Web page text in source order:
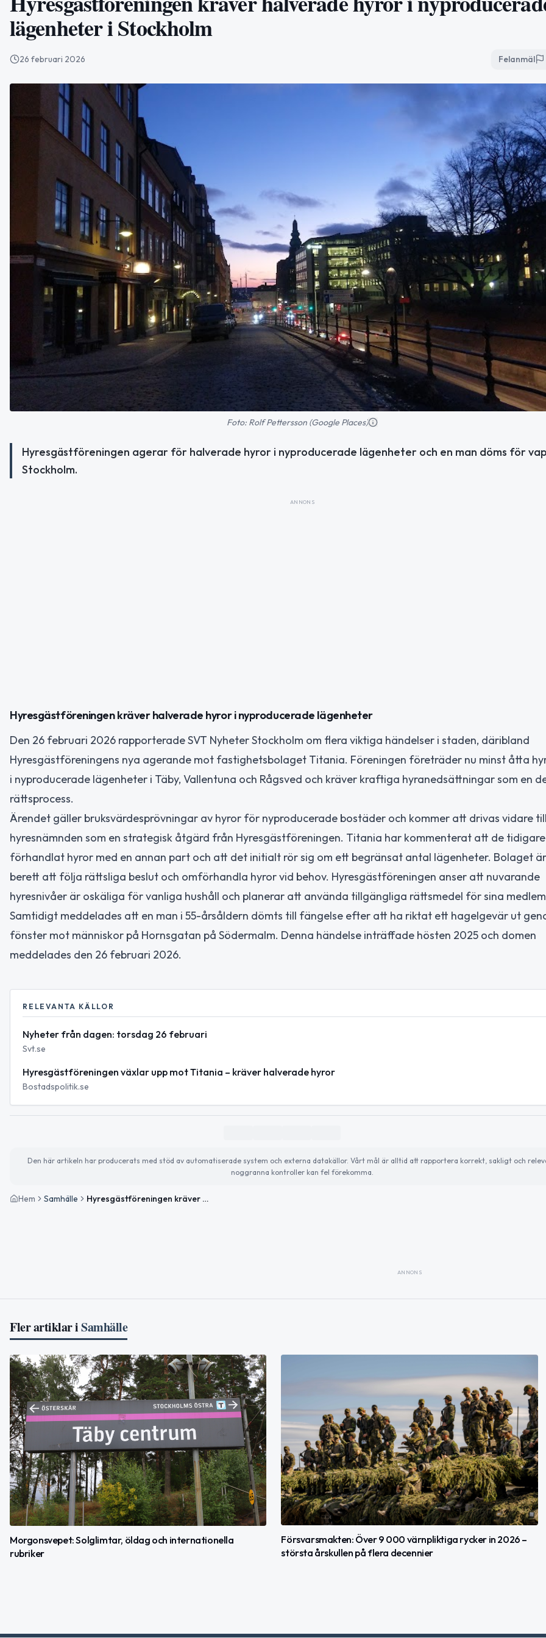
lägenheter i Stockholm
26 februari 2026 Felanmäl
Foto: Rolf Pettersson (Google Places)
Hyresgästföreningen agerar för halverade hyror i nyproducerade lägenheter och en man döms för
Stockholm.
ANNONS
Hyresgästföreningen kräver halverade hyror i nyproducerade lägenheter
Den 26 februari 2026 rapporterade SVT Nyheter Stockholm om flera viktiga händelser i staden, däribland
Hyresgästföreningens nya agerande mot fastighetsbolaget Titania. Föreningen företräder nu minst åtta
i nyproducerade lägenheter i Täby, Vallentuna och Rågsved och kräver kraftiga hyranedsättningar som en
rättsprocess.
Ärendet gäller bruksvärdesprövningar av hyror för nyproducerade bostäder och kommer att drivas vidare till
hyresnämnden som en strategisk åtgärd från Hyresgästföreningen. Titania har kommenterat att de tidigare
förhandlat hyror med en annan part och att det initialt rör sig om ett begränsat antal lägenheter. Bolaget
berett att följa rättsliga beslut och omförhandla hyror vid behov. Hyresgästföreningen anser att nuvarande
hyresnivåer är oskäliga för vanliga hushåll och planerar att använda tillgängliga rättsmedel för sina
Samtidigt meddelades att en man i 55-årsåldern dömts till fängelse efter att ha riktat ett hagelgevär ut
fönster mot människor på Hornsgatan på Södermalm. Denna händelse inträffade hösten 2025 och domen
meddelades den 26 februari 2026.
RELEVANTA KÄLLOR
Nyheter från dagen: torsdag 26 februari
Svt.se
Hyresgästföreningen växlar upp mot Titania – kräver halverade hyror
Bostadspolitik.se
Den här artikeln har producerats med stöd av automatiserade system och externa datakällor. Vårt mål är alltid att rapportera korrekt, sakligt och
noggranna kontroller kan fel förekomma.
Hem Samhälle Hyresgästföreningen kräver halverade hyror i nyproducerade lägenheter i Stockholm
ANNONS
Fler artiklar iSamhälle
Morgonsvepet: Solglimtar, öldag och internationella
rubriker
Försvarsmakten: Över 9 000 värnpliktiga rycker in 2026 –
största årskullen på flera decennier